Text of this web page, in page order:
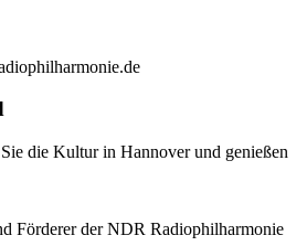
die Kultur in Hannover und genießen
Förderer der NDR Radiophilharmonie